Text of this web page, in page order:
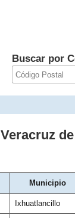
Buscar por
Veracruz
Municipio
Ixhuatlancillo